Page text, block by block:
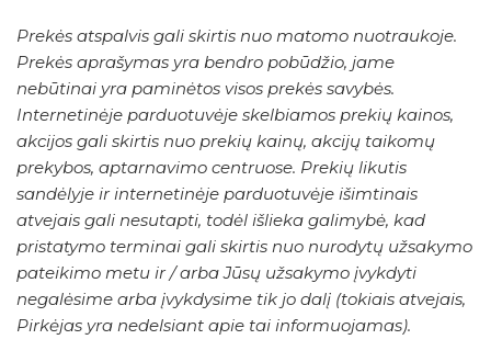
Prekės atspalvis gali skirtis nuo matomo nuotraukoje.
Prekės aprašymas yra bendro pobūdžio, jame
nebūtinai yra paminėtos visos prekės savybės.
Internetinėje parduotuvėje skelbiamos prekių kainos,
akcijos gali skirtis nuo prekių kainų, akcijų taikomų
prekybos, aptarnavimo centruose. Prekių likutis
sandėlyje ir internetinėje parduotuvėje išimtinais
atvejais gali nesutapti, todėl išlieka galimybė, kad
pristatymo terminai gali skirtis nuo nurodytų užsakymo
pateikimo metu ir / arba Jūsų užsakymo įvykdyti
negalėsime arba įvykdysime tik jo dalį (tokiais atvejais,
Pirkėjas yra nedelsiant apie tai informuojamas).